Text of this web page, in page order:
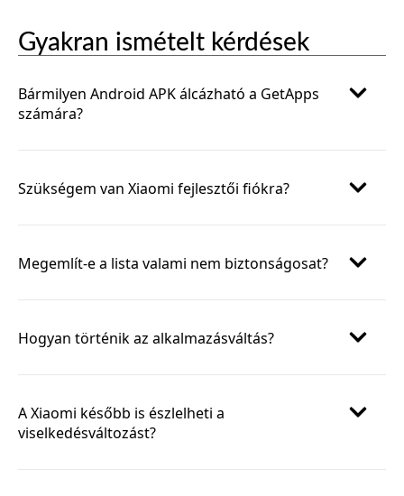
Gyakran ismételt kérdések
Bármilyen Android APK álcázható a GetApps
számára?
Szükségem van Xiaomi fejlesztői fiókra?
Megemlít-e a lista valami nem biztonságosat?
Hogyan történik az alkalmazásváltás?
A Xiaomi később is észlelheti a
viselkedésváltozást?